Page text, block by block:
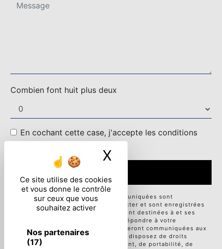
Ce site utilise des cookies
et vous donne le contrôle
sur ceux que vous
souhaitez activer
Nos partenaires
(17)
X Masquer le
Combien font huit plus deux
En cochant cette case, j'accepte les conditions
particulières ci-dessous **
** Les données personnelles communiquées sont
nécessaires aux fins de vous contacter et sont enregistrées
dans un fichier informatisé. Elles sont destinées à et ses
sous-traitants dans le seul but de répondre à votre
message. Les données collectées seront communiquées aux
seuls destinataires suivants: . Vous disposez de droits
d’accès, de rectification, d’effacement, de portabilité, de